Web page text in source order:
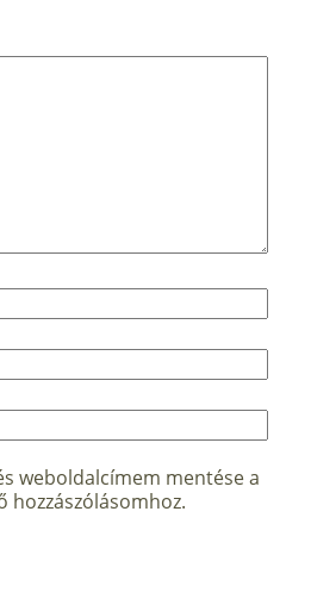
weboldalcímem mentése a
hozzászólásomhoz.